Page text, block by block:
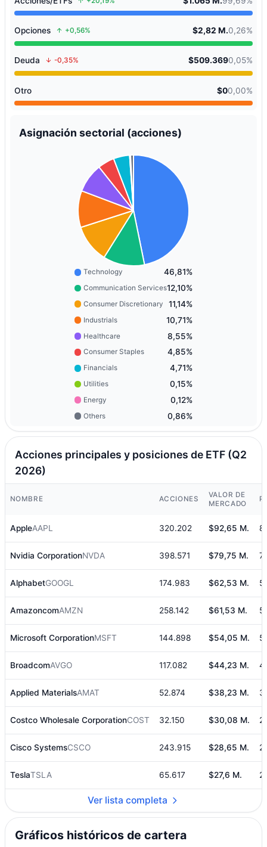
Opciones +0,56% $2,82 M.0,26%
Deuda -0,35% $509.3690,05%
Otro $00,00%
Asignación sectorial (acciones)
Technology 46,81%
Communication Services12,10%
Consumer Discretionary 11,14%
Industrials 10,71%
Healthcare 8,55%
Consumer Staples 4,85%
Financials 4,71%
Utilities 0,15%
Energy 0,12%
Others 0,86%
Acciones principales y posiciones de ETF (Q2
2026)
NOMBRE ACCIONES
VALOR DE
MERCADO
AppleAAPL 320.202 $92,65 M.
Nvidia CorporationNVDA 398.571 $79,75 M.
AlphabetGOOGL 174.983 $62,53 M.
AmazoncomAMZN 258.142 $61,53 M.
Microsoft CorporationMSFT 144.898 $54,05 M.
BroadcomAVGO 117.082 $44,23 M.
Applied MaterialsAMAT 52.874 $38,23 M.
Costco Wholesale CorporationCOST 32.150 $30,08 M.
Cisco SystemsCSCO 243.915 $28,65 M.
TeslaTSLA 65.617 $27,6 M.
Ver lista completa
Gráficos históricos de cartera